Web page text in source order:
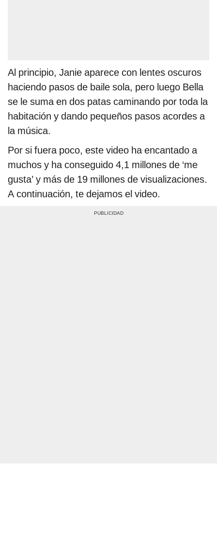
Al principio, Janie aparece con lentes oscuros
haciendo pasos de baile sola, pero luego Bella
se le suma en dos patas caminando por toda la
habitación y dando pequeños pasos acordes a
la música.
Por si fuera poco, este video ha encantado a
muchos y ha conseguido 4,1 millones de ‘me
gusta’ y más de 19 millones de visualizaciones.
A continuación, te dejamos el video.